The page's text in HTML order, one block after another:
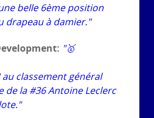
belle 6ème position
drapeau à damier."
"🥇
au classement général
de la #36 Antoine Leclerc